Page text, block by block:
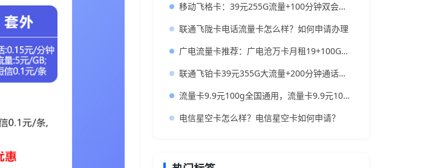
移动飞格卡：39元255G流量+100分钟双会员，学生党专属大流量卡
联通飞陇卡电话流量卡怎么样？如何申请办理
广电流量卡推荐：广电沧万卡月租19+100G通用流量+100分钟
联通飞铂卡39元355G大流量+200分钟通话，还送一年会员
流量卡9.9元100g全国通用，流量卡9.9元100g全国通用是真的吗？
电信星空卡怎么样？电信星空卡如何申请？